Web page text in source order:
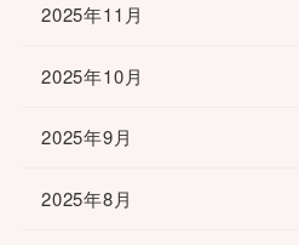
2025年11月
2025年10月
2025年9月
2025年8月